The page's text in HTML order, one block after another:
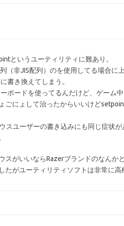
というユーティリティに難あり。
（非JIS配列）のを使用してる場合に
書き換えてしまう。
ボードを使ってるんだけど、ゲーム中
ごにょして治ったからいいけど
スユーザーの書き込みにも同じ症状
スがいいならRazerブランドのなんか
たがユーティリティソフトは非常に高